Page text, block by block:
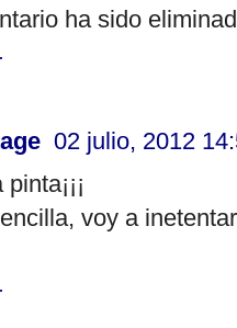
ha sido
02 julio, 2012
voy a